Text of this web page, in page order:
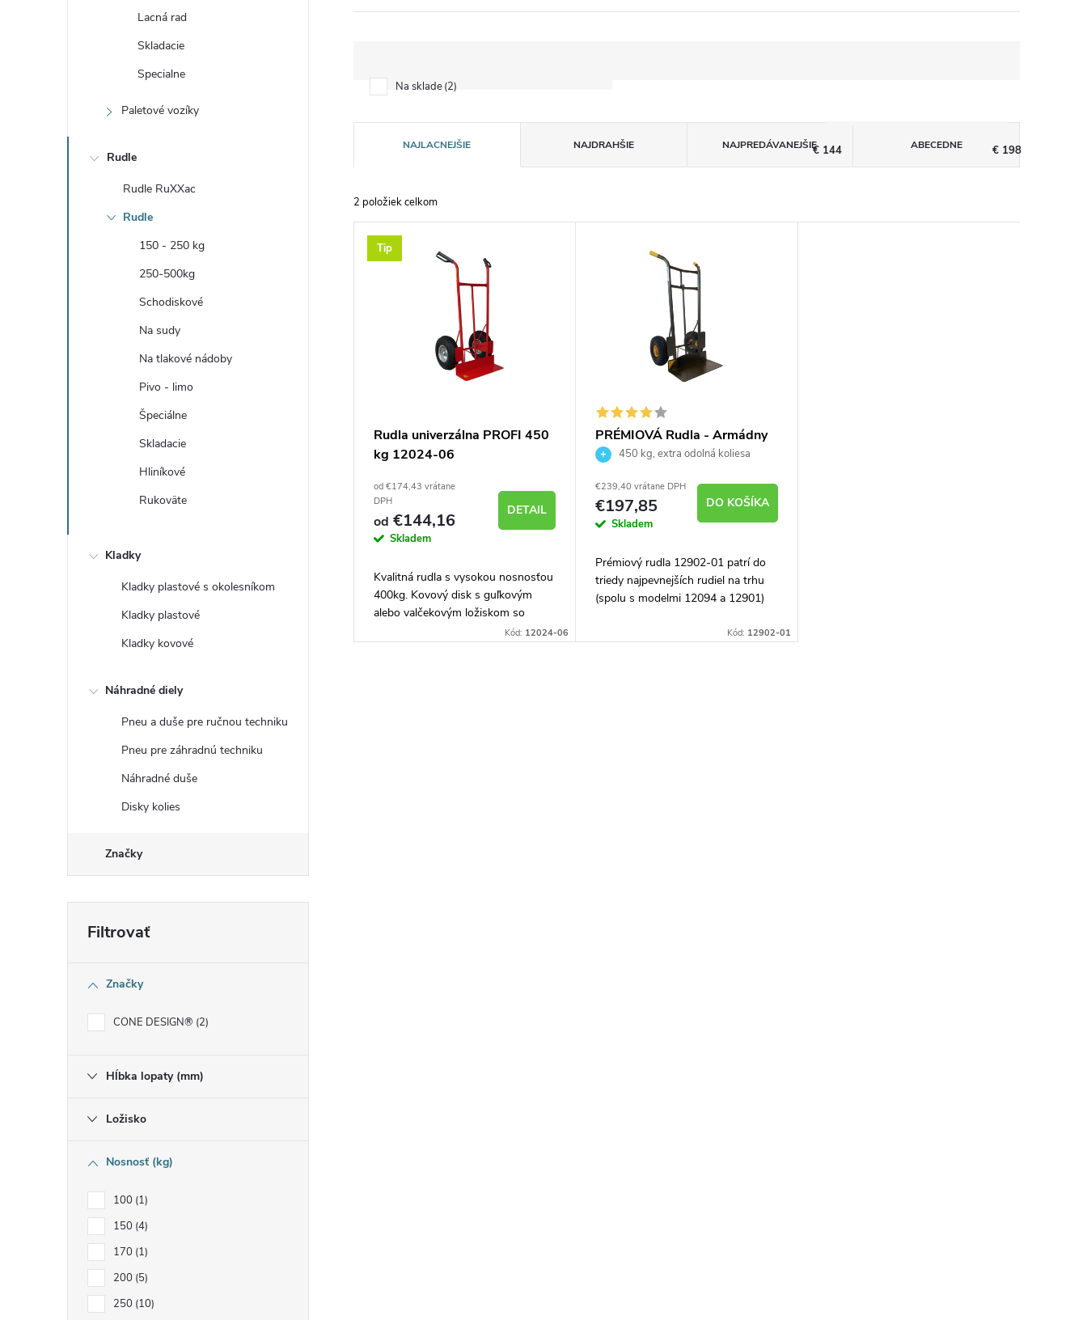
Lacná rad
Skladacie
Specialne
Paletové vozíky
Rudle
Rudle RuXXac
Rudle
150 - 250 kg
250-500kg
Schodiskové
Na sudy
Na tlakové nádoby
Pivo - limo
Špeciálne
Skladacie
Hliníkové
Rukoväte
Kladky
Kladky plastové s okolesníkom
Kladky plastové
Kladky kovové
Náhradné diely
Pneu a duše pre ručnou techniku
Pneu pre záhradnú techniku
Náhradné duše
Disky kolies
Značky
Značky
CONE DESIGN® 2
Hĺbka lopaty (mm)
Ložisko
Nosnosť (kg)
100 1
150 4
170 1
200 5
250 10
Na sklade 2
€ 144 € 198
a
d
e
NAJLACNEJŠIE NAJDRAHŠIE NAJPREDÁVANEJŠIE ABECEDNE
2 položiek celkom
V
k
Tip
Rudla univerzálna PROFI 450
kg 12024-06
od €174,43 vrátane
DPH
od €144,16
Skladem
DETAIL
Kvalitná rudla s vysokou nosnosťou
400kg. Kovový disk s guľkovým
alebo valčekovým ložiskom so
zníženým valivým odporom. Veľké
Kód: 12024-06
PRÉMIOVÁ Rudla - Armádny
typ, špeciálny lak
450 kg, extra odolná koliesa
€239,40 vrátane DPH
€197,85
Skladem
DO KOŠÍKA
Prémiový rudla 12902-01 patrí do
triedy najpevnejších rudiel na trhu
(spolu s modelmi 12094 a 12901)
na sudy a iné kruhové nádoby -...
Kód: 12902-01